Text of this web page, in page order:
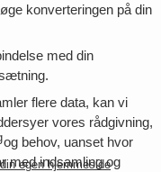
egen hjemmeside
konverteringen på din
med din
flere data, kan vi
vores rådgivning,
behov, uanset hvor
med indsamling og